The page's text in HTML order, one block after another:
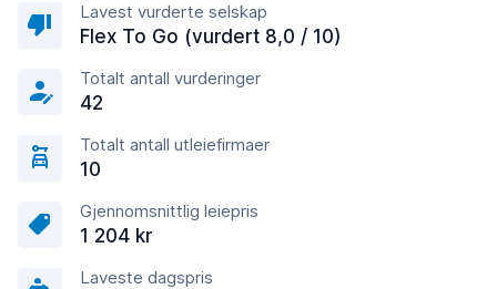
Lavest vurderte selskap
Flex To Go (vurdert 8,0 / 10)
Totalt antall vurderinger
42
Totalt antall utleiefirmaer
10
Gjennomsnittlig leiepris
1 204 kr
Laveste dagspris